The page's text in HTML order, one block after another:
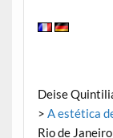
Deise
> A estética
Rio de